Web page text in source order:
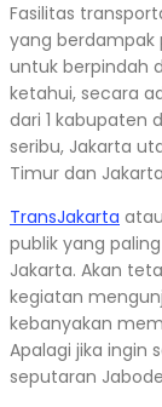
Fasilitas
yang
untuk berpindah
ketahui, secara
dari 1 kabupaten
seribu, Jakarta
Timur dan
TransJakarta
publik yang
Jakarta. Akan
kegiatan
kebanyakan
Apalagi jika
seputaran